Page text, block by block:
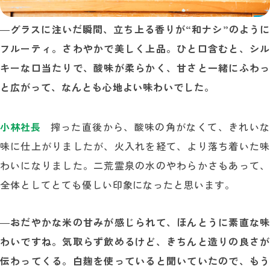
―グラスに注いだ瞬間、立ち上る香りが“和ナシ”のように
フルーティ。さわやかで美しく上品。ひと口含むと、シル
キーな口当たりで、酸味が柔らかく、甘さと一緒にふわっ
と広がって、なんとも心地よい味わいでした。
小林社長 搾った直後から、酸味の角がなくて、きれいな
味に仕上がりましたが、火入れを経て、より落ち着いた味
わいになりました。二荒霊泉の水のやわらかさもあって、
全体としてとても優しい印象になったと思います。
―おだやかな米の甘みが感じられて、ほんとうに素直な味
わいですね。気取らず飲めるけど、きちんと造りの良さが
伝わってくる。白麹を使っていると聞いていたので、もう